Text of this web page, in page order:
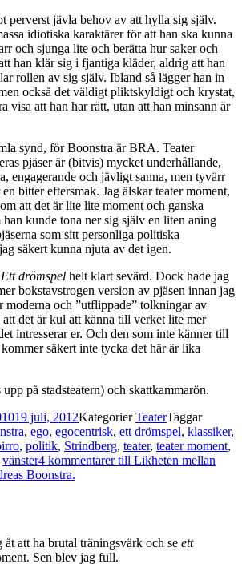
perverst jävla behov av att hylla sig själv.
idiotiska karaktärer för att han ska kunna
och sjunga lite och berätta hur saker och
han klär sig i fjantiga kläder, aldrig att han
rollen av sig själv. Ibland så lägger han in
också det väldigt pliktskyldigt och krystat,
visa att han har rätt, utan att han minsann är
synd, för Boonstra är BRA. Teater
pjäser är (bitvis) mycket underhållande,
engagerande och jävligt sanna, men tyvärr
bitter eftersmak. Jag älskar teater moment,
att det är lite lite moment och ganska
kunde tona ner sig själv en liten aning
som sitt personliga politiska
säkert kunna njuta av det igen.
Ett drömspel helt klart sevärd. Dock hade jag
bokstavstrogen version av pjäsen innan jag
moderna och ”utflippade” tolkningar av
det är kul att känna till verket lite mer
intresserar er. Och den som inte känner till
säkert inte tycka det här är lika
på stadsteatern) och skattkammarön.
19 juli, 2012KategorierTeaterTaggar
, ego, egocentrisk, ett drömspel, klassiker,
, politik, Strindberg, teater, teater moment,
vänster4 kommentarertill Likheten mellan
Boonstra.
åt att ha brutal träningsvärk och se ett
Sen blev jag full.